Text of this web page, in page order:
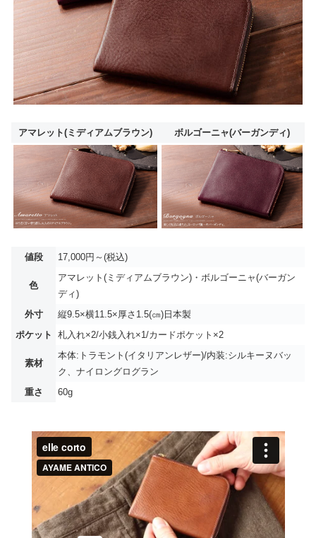
アマレット(ミディアムブラウン) ボルゴーニャ(バーガンディ)
値段 17,000円～(税込)
色
アマレット(ミディアムブラウン)・ボルゴーニャ(バーガン
ディ)
外寸
縦9.5×横11.5×厚さ1.5(㎝)日本製
ポケット
札入れ×2/小銭入れ×1/カードポケット×2
素材
本体:トラモント(イタリアンレザー)/内装:シルキーヌバッ
ク、ナイロングログラン
重さ
60g